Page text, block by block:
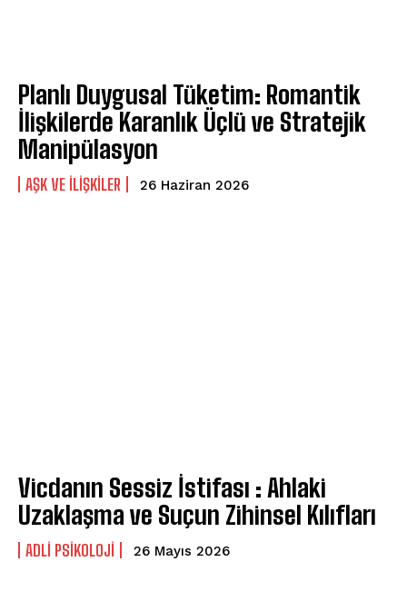
ABONE OL
Gizlilik politikasınıokudum, onaylıyorum.
Planlı Duygusal Tüketim: Romantik
İlişkilerde Karanlık Üçlü ve Stratejik
Manipülasyon
AŞK VE İLIŞKILER 26 Haziran 2026
Vicdanın Sessiz İstifası : Ahlaki
Uzaklaşma ve Suçun Zihinsel Kılıfları
ADLI PSIKOLOJI 26 Mayıs 2026